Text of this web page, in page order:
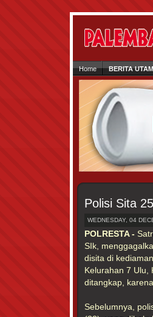
Home BERITA
Polisi Sita
WEDNESDAY, 04
POLRESTA -
SIk,
disita di
Kelurahan 7 Ulu,
ditangkap,
Sebelumnya,